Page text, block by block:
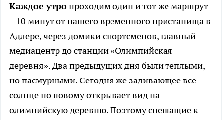
Каждое утропроходим один и тот же маршрут
– 10 минут от нашего временного пристанища в
Адлере, через домики спортсменов, главный
медиацентр до станции «Олимпийская
деревня». Два предыдущих дня были теплыми,
но пасмурными. Сегодня же заливающее все
солнце по новому открывает вид на
олимпийскую деревню. Поэтому спешащие к